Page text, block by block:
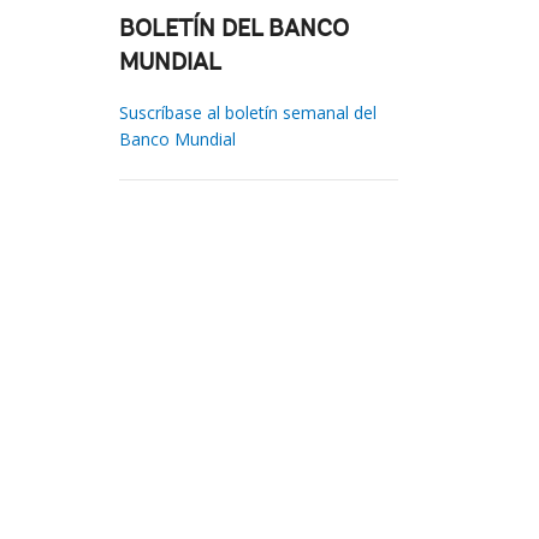
BOLETÍN DEL BANCO
MUNDIAL
Suscríbase al boletín semanal del
Banco Mundial